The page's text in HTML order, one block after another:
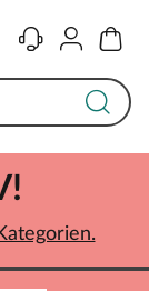
KontaktKonto